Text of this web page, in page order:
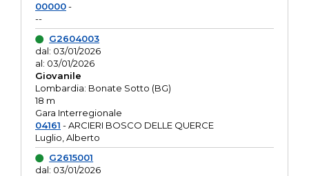
00000-
--
G2604003
dal: 03/01/2026
al: 03/01/2026
Giovanile
Lombardia: Bonate Sotto (BG)
18 m
Gara Interregionale
04161 - ARCIERI BOSCO DELLE QUERCE
Luglio, Alberto
G2615001
dal: 03/01/2026